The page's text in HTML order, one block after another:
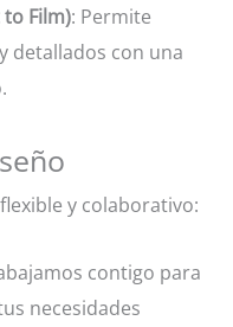
to Film): Permite
detallados con una
y colaborativo:
contigo para
necesidades